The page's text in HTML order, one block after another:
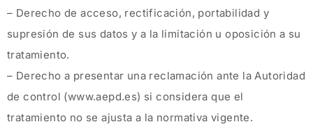
– Derecho de acceso, rectificación, portabilidad y
supresión de sus datos y a la limitación u oposición a su
tratamiento.
– Derecho a presentar una reclamación ante la Autoridad
de control (www.aepd.es) si considera que el
tratamiento no se ajusta a la normativa vigente.